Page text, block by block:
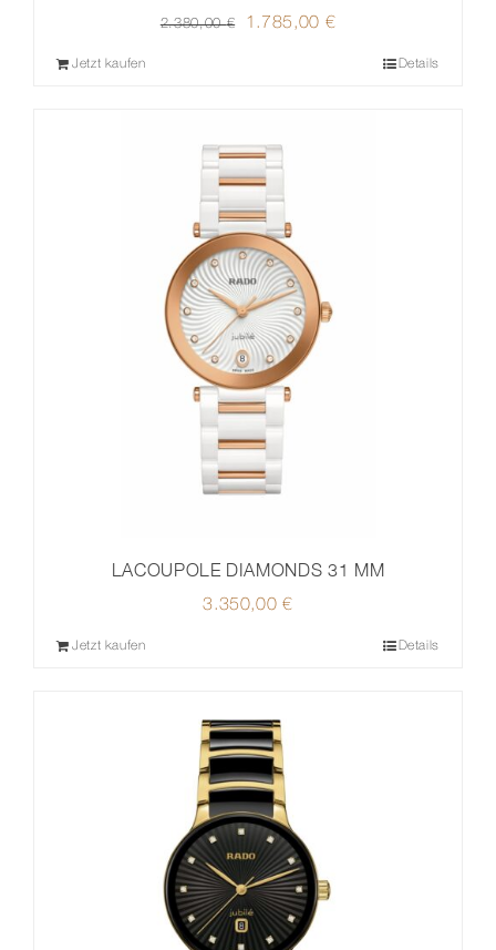
2.380,00€
Ursprünglicher
1.785,00 €
Jetzt kaufen Details
LACOUPOLE DIAMONDS 31 MM
3.350,00€
Jetzt kaufen Details